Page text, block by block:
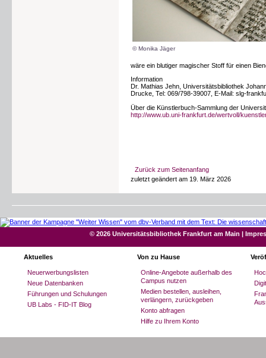
© Monika Jäger
wäre ein blutiger magischer Stoff für einen
Information
Dr. Mathias Jehn, Universitätsbibliothek
Drucke, Tel: 069/798-39007, E-Mail: slg-
Über die Künstlerbuch-Sammlung der
http://www.ub.uni-frankfurt.de/wertvoll/
Zurück zum Seitenanfang
zuletzt geändert am 19. März 2026
© 2026 Universitätsbibliothek Frankfurt am Main |
Aktuelles
Neuerwerbungslisten
Neue Datenbanken
Führungen und Schulungen
UB Labs - FID-IT Blog
Von zu Hause
Online-Angebote außerhalb des
Campus nutzen
Medien bestellen, ausleihen,
verlängern, zurückgeben
Konto abfragen
Hilfe zu Ihrem Konto